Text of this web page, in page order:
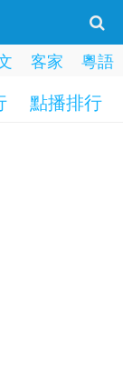
客家 粵語
點播排行